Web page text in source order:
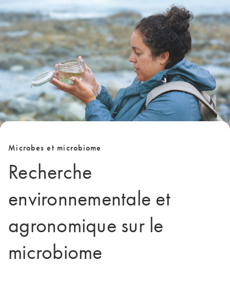
Microbes et microbiome
Recherche
environnementale et
agronomique sur le
microbiome